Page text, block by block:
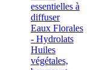
essentielles à
diffuser
Eaux Florales
- Hydrolats
Huiles
végétales,